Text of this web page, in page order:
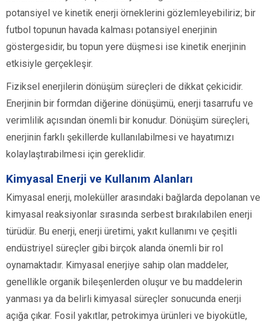
potansiyel ve kinetik enerji örneklerini gözlemleyebiliriz; bir
futbol topunun havada kalması potansiyel enerjinin
göstergesidir, bu topun yere düşmesi ise kinetik enerjinin
etkisiyle gerçekleşir.
Fiziksel enerjilerin dönüşüm süreçleri de dikkat çekicidir.
Enerjinin bir formdan diğerine dönüşümü, enerji tasarrufu ve
verimlilik açısından önemli bir konudur. Dönüşüm süreçleri,
enerjinin farklı şekillerde kullanılabilmesi ve hayatımızı
kolaylaştırabilmesi için gereklidir.
Kimyasal Enerji ve Kullanım Alanları
Kimyasal enerji, moleküller arasındaki bağlarda depolanan ve
kimyasal reaksiyonlar sırasında serbest bırakılabilen enerji
türüdür. Bu enerji, enerji üretimi, yakıt kullanımı ve çeşitli
endüstriyel süreçler gibi birçok alanda önemli bir rol
oynamaktadır. Kimyasal enerjiye sahip olan maddeler,
genellikle organik bileşenlerden oluşur ve bu maddelerin
yanması ya da belirli kimyasal süreçler sonucunda enerji
açığa çıkar. Fosil yakıtlar, petrokimya ürünleri ve biyokütle,